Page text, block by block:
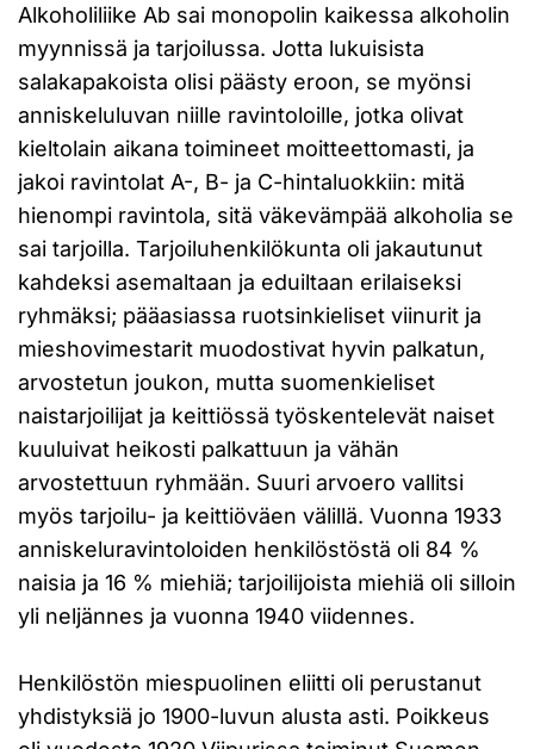
Alkoholiliike Ab sai monopolin kaikessa alkoholin
myynnissä ja tarjoilussa. Jotta lukuisista
salakapakoista olisi päästy eroon, se myönsi
anniskeluluvan niille ravintoloille, jotka olivat
kieltolain aikana toimineet moitteettomasti, ja
jakoi ravintolat A-, B- ja C-hintaluokkiin: mitä
hienompi ravintola, sitä väkevämpää alkoholia se
sai tarjoilla. Tarjoiluhenkilökunta oli jakautunut
kahdeksi asemaltaan ja eduiltaan erilaiseksi
ryhmäksi; pääasiassa ruotsinkieliset viinurit ja
mieshovimestarit muodostivat hyvin palkatun,
arvostetun joukon, mutta suomenkieliset
naistarjoilijat ja keittiössä työskentelevät naiset
kuuluivat heikosti palkattuun ja vähän
arvostettuun ryhmään. Suuri arvoero vallitsi
myös tarjoilu- ja keittiöväen välillä. Vuonna 1933
anniskeluravintoloiden henkilöstöstä oli 84 %
naisia ja 16 % miehiä; tarjoilijoista miehiä oli silloin
yli neljännes ja vuonna 1940 viidennes.
Henkilöstön miespuolinen eliitti oli perustanut
yhdistyksiä jo 1900-luvun alusta asti. Poikkeus